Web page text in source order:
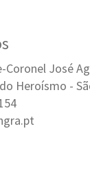
Coronel José
Heroísmo -